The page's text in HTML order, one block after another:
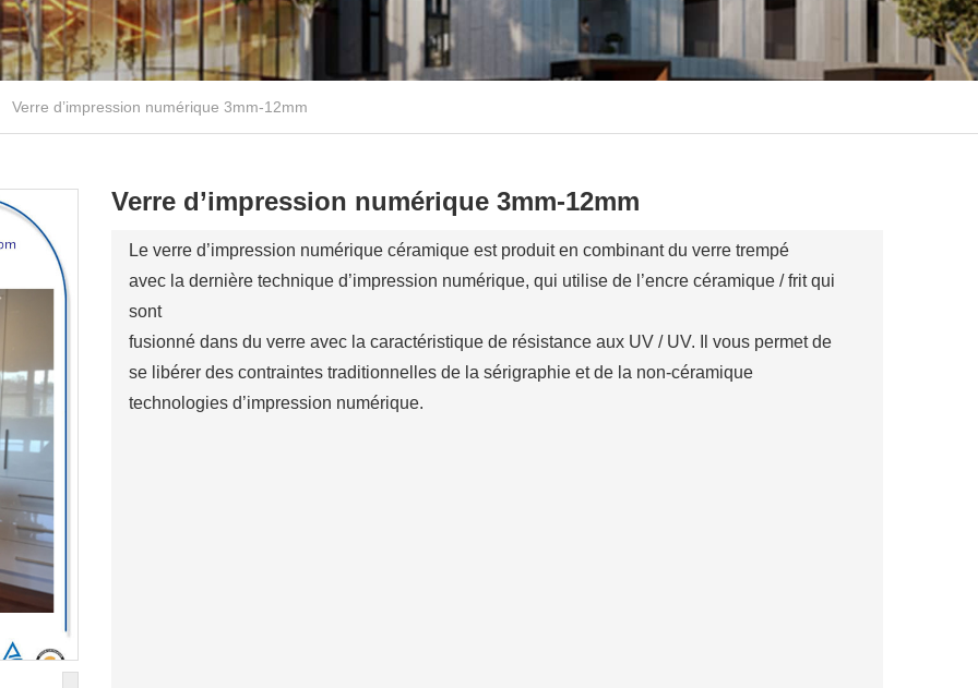
Verre d’impression numérique 3mm-12mm
Verre d’impression numérique 3mm-12mm
Le verre d’impression numérique céramique est produit en combinant du verre trempé
avec la dernière technique d’impression numérique, qui utilise de l’encre céramique / frit qui
sont
fusionné dans du verre avec la caractéristique de résistance aux UV / UV. Il vous permet de
se libérer des contraintes traditionnelles de la sérigraphie et de la non-céramique
technologies d’impression numérique.